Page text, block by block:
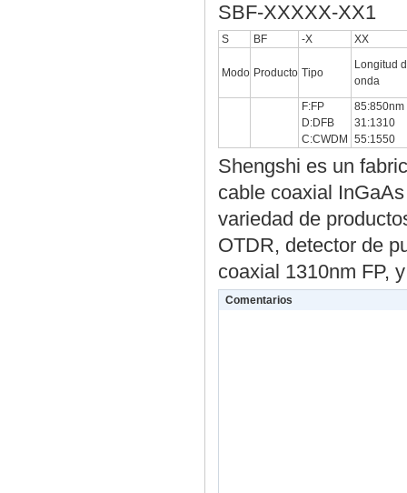
SBF-XXXXX-XX1
S BF -X XX
Modo Producto Tipo
Longitud
onda
F:FP
D:DFB
C:CWDM
85:850nm
31:1310
55:1550
Shengshi es un
cable coaxial
variedad de
OTDR, detector de
coaxial 1310nm FP,
Comentarios